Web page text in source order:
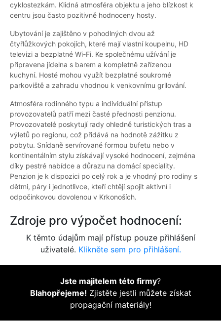
cyklostezkám. Klidná atmosféra objektu a jeho blízkost k
centru jsou často pozitivně hodnoceny hosty.
Ubytování je zajištěno v pohodlných dvou až
čtyřlůžkových pokojích, které mají vlastní koupelnu, HD
televizi a bezplatné Wi-Fi. Ke společnému užívání je
připravena jídelna s barem a kompletně zařízenou
kuchyní. Hosté mohou využít bezplatné soukromé
parkoviště a zahradu vhodnou k venkovnímu grilování.
Atmosféra rodinného typu a individuální přístup
provozovatelů patří mezi časté přednosti penzionu.
Provozovatelé poskytují rady ohledně turistických tras a
výletů po regionu, což přidává na hodnotě zážitku z
pobytu. Snídaně servírované formou bufetu nebo v
kontinentálním stylu získávají vysoké hodnocení, zejména
díky pestré nabídce a důrazu na domácí speciality.
Penzion je k dispozici po celý rok a je vhodný pro rodiny s
dětmi, páry i jednotlivce, kteří chtějí spojit aktivní i
odpočinkovou dovolenou v Krkonoších.
Zdroje pro výpočet hodnocení:
K těmto údajům mají přístup pouze přihlášení
uživatelé. Klikněte sem pro přihlášení.
Jste majitelem této firmy?
Blahopřejeme! Zjistěte jestli můžete získat
propagační materiály!